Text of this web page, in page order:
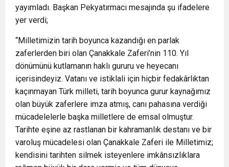
yayımladı. Başkan Pekyatırmacı mesajında şu ifadelere
yer verdi;
“Milletimizin tarih boyunca kazandığı en parlak
zaferlerden biri olan Çanakkale Zaferi’nin 110. Yıl
dönümünü kutlamanın haklı gururu ve heyecanı
içerisindeyiz. Vatanı ve istiklali için hiçbir fedakârlıktan
kaçınmayan Türk milleti, tarih boyunca gurur kaynağımız
olan büyük zaferlere imza atmış, canı pahasına verdiği
mücadelelerle başka milletlere de emsal olmuştur.
Tarihte eşine az rastlanan bir kahramanlık destanı ve bir
varoluş mücadelesi olan Çanakkale Zaferi ile Milletimiz;
kendisini tarihten silmek isteyenlere imkânsızlıklara